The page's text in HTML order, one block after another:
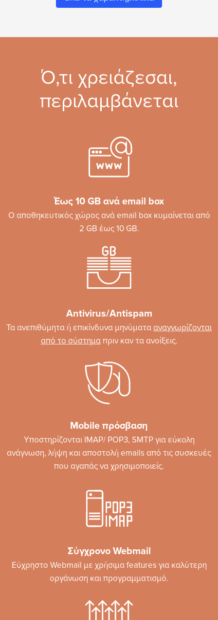
Ό,τι χρειάζεσαι,
περιλαμβάνεται
Έως 10 GB ανά email box
Ο αποθηκευτικός χώρος ανά email box κυμαίνεται από
2 GB έως 10 GΒ.
Antivirus/Antispam
Τα ανεπιθύμητα ή επικίνδυνα μηνύματααναγνωρίζονται
από το σύστημαπριν καν τα ανοίξεις.
Mobile πρόσβαση
Υποστηρίζονται IMAP/ POP3, SMTP για εύκολη
ανάγνωση, λήψη και αποστολή emails από τις συσκευές
που αγαπάς να χρησιμοποιείς.
Σύγχρονο Webmail
Εύχρηστο Webmail με χρήσιμα features για καλύτερη
οργάνωση και προγραμματισμό.